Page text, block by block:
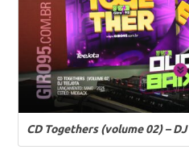
CD Togethers (volume 02) –